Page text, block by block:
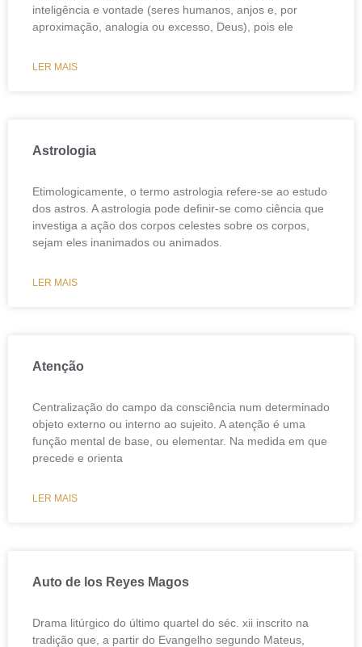
inteligência e vontade (seres humanos, anjos e, por
aproximação, analogia ou excesso, Deus), pois ele
LER MAIS
Astrologia
Etimologicamente, o termo astrologia refere-se ao estudo
dos astros. A astrologia pode definir-se como ciência que
investiga a ação dos corpos celestes sobre os corpos,
sejam eles inanimados ou animados.
LER MAIS
Atenção
Centralização do campo da consciência num determinado
objeto externo ou interno ao sujeito. A atenção é uma
função mental de base, ou elementar. Na medida em que
precede e orienta
LER MAIS
Auto de los Reyes Magos
Drama litúrgico do último quartel do séc. xii inscrito na
tradição que, a partir do Evangelho segundo Mateus,